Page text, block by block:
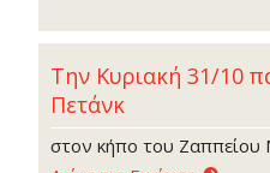
Την Κυριακή 31/10
Πετάνκ
στον κήπο του Ζαππείου